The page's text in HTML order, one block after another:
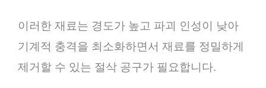
이러한 재료는 경도가 높고 파괴 인성이 낮아
기계적 충격을 최소화하면서 재료를 정밀하게
제거할 수 있는 절삭 공구가 필요합니다.